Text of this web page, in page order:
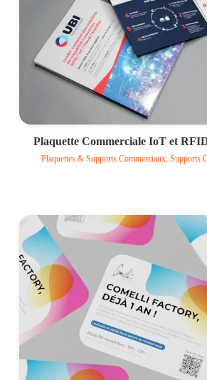
Plaquette Commerciale IoT et
Plaquettes & Supports Commerciaux, Supports